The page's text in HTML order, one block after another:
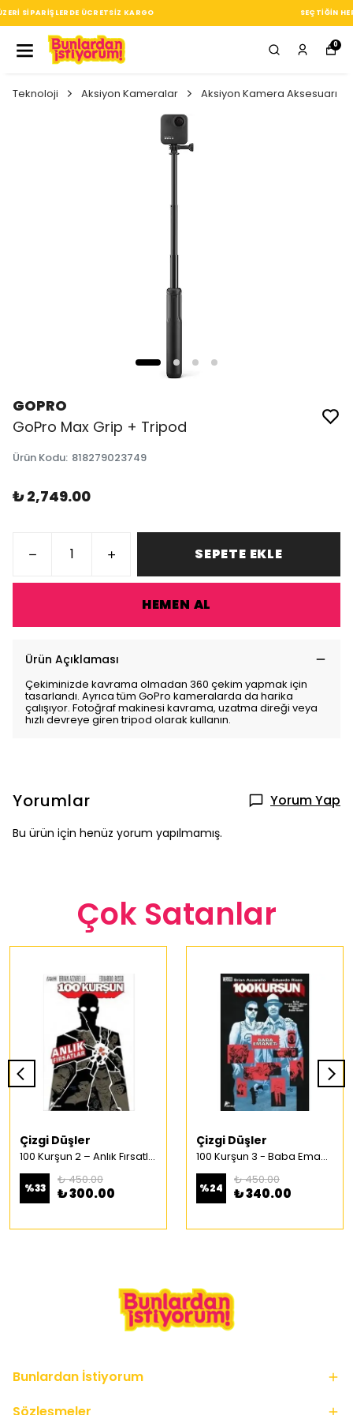
SEÇTIĞIN HER ÜRÜN, TARZINA DAIR KÜÇÜK BIR IMZA
0
Teknoloji Aksiyon Kameralar Aksiyon Kamera Aksesuarı
GOPRO
GoPro Max Grip + Tripod
Ürün Kodu: 818279023749
₺ 2,749.00
SEPETE EKLE
HEMEN AL
Ürün Açıklaması
Çekiminizde kavrama olmadan 360 çekim yapmak için
tasarlandı. Ayrıca tüm GoPro kameralarda da harika
çalışıyor. Fotoğraf makinesi kavrama, uzatma direği veya
hızlı devreye giren tripod olarak kullanın.
Yorumlar Yorum Yap
Bu ürün için henüz yorum yapılmamış.
Çok Satanlar
Çizgi Düşler
100 Kurşun 2 – Anlık Fırsatlar Türkçe Çizgi Roman
%33
₺ 450.00
₺ 300.00
Çizgi Düşler
100 Kurşun 3 - Baba Emaneti Türkçe Çizgi Roman
%24
₺ 450.00
₺ 340.00
Bunlardan İstiyorum
Sözleşmeler